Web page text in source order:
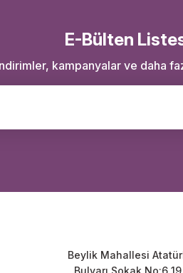
E-Bülten
kampanyalar ve daha
Beylik Mahallesi
Bulvarı Sokak No:6 19